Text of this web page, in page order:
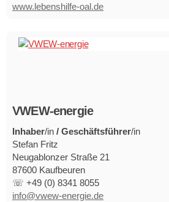
www.lebenshilfe-oal.de
VWEW-energie
Inhaber/in / Geschäftsführer/in
Stefan Fritz
Neugablonzer Straße 21
87600 Kaufbeuren
☏ +49 (0) 8341 8055
info@vwew-energie.de